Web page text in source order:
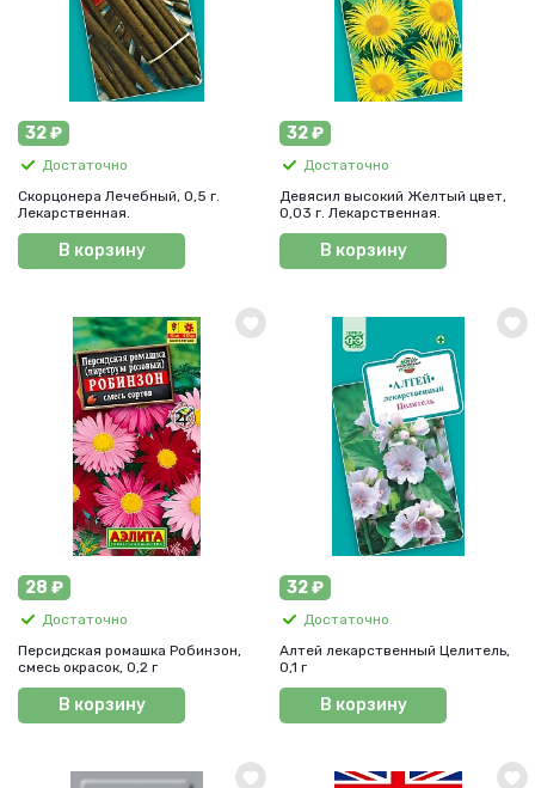
32 ₽
Достаточно
Скорцонера Лечебный, 0,5 г.
Лекарственная.
В корзину
32 ₽
Достаточно
Девясил высокий Желтый цвет,
0,03 г. Лекарственная.
В корзину
28 ₽
Достаточно
Персидская ромашка Робинзон,
смесь окрасок, 0,2 г
В корзину
32 ₽
Достаточно
Алтей лекарственный Целитель,
0,1 г
В корзину